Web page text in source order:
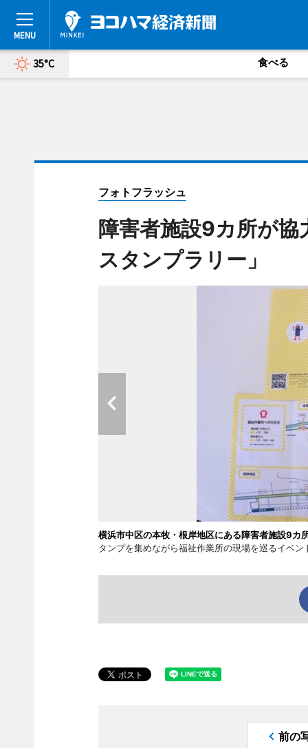
35°C 食べる
フォトフラッシュ
障害者施設9カ所が
スタンプラリー」
横浜市中区の本牧・根岸地区にある障害者施設9カ
タンプを集めながら福祉作業所の現場を巡るイベ
前の